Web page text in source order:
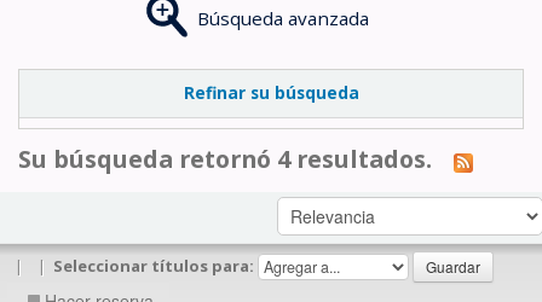
Búsqueda avanzada
Refinar su búsqueda
Su búsqueda retornó 4 resultados.
| | Seleccionar títulos para: